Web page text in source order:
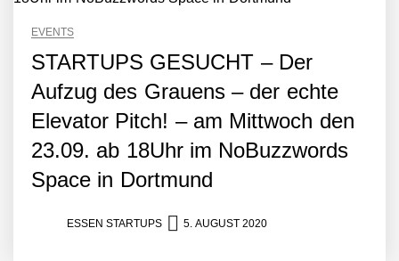
EVENTS
STARTUPS GESUCHT – Der
Aufzug des Grauens – der echte
Elevator Pitch! – am Mittwoch den
23.09. ab 18Uhr im NoBuzzwords
Space in Dortmund
ESSEN STARTUPS 5. AUGUST 2020